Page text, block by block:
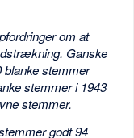
om at
Ganske
blanke stemmer
stemmer i 1943
stemmer.
godt 94